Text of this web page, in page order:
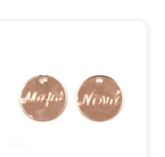
Οι
επιλογές
μπορούν